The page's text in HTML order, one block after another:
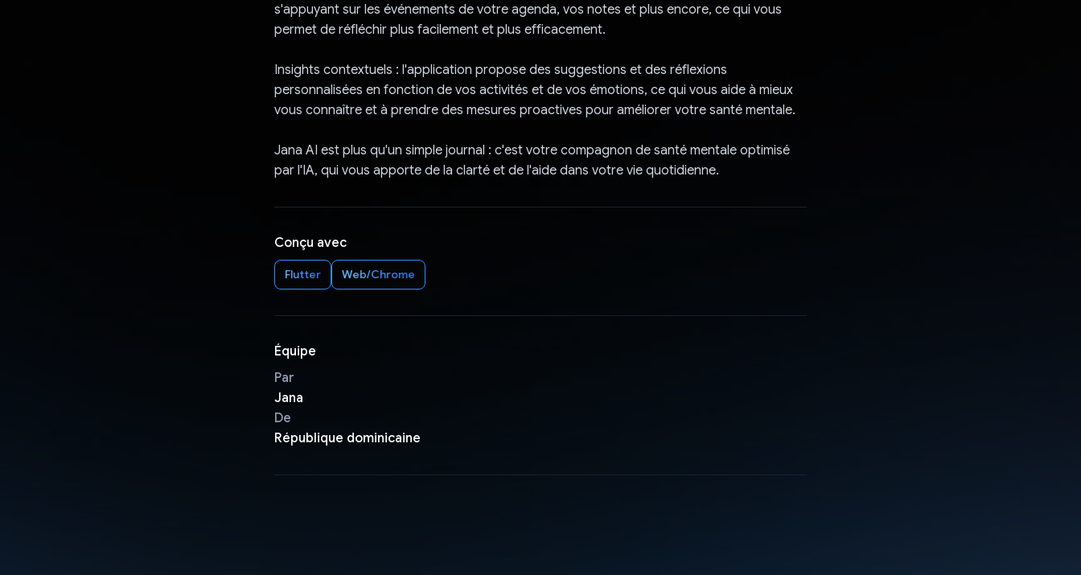
s'appuyant sur les événements de votre agenda, vos notes et plus encore, ce qui vous
permet de réfléchir plus facilement et plus efficacement.
Insights contextuels : l'application propose des suggestions et des réflexions
personnalisées en fonction de vos activités et de vos émotions, ce qui vous aide à mieux
vous connaître et à prendre des mesures proactives pour améliorer votre santé mentale.
Jana AI est plus qu'un simple journal : c'est votre compagnon de santé mentale optimisé
par l'IA, qui vous apporte de la clarté et de l'aide dans votre vie quotidienne.
Conçu avec
Flutter Web/Chrome
Équipe
Par
Jana
De
République dominicaine